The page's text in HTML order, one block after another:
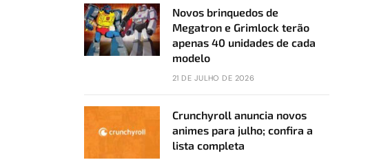
Novos brinquedos de
Megatron e Grimlock terão
apenas 40 unidades de cada
modelo
21 DE JULHO DE 2026
Crunchyroll anuncia novos
animes para julho; confira a
lista completa